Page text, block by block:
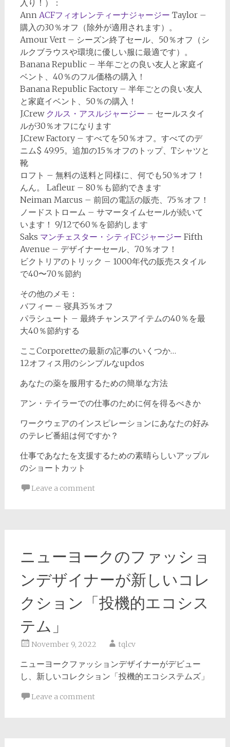
入り！）：
Ann ACFフィオレンティーナジャージー Taylor –
購入の30％オフ（除外が適用されます）。
Amour Vert – シーズン終了セール、50％オフ（シ
ルクブラウスや環境に優しい服に最適です）。
Banana Republic – 半年ごとの良い友人と家庭イ
ベント、40％のフル価格の購入！
Banana Republic Factory – 半年ごとの良い友人
と家庭イベント、50％の購入！
J.Crew クルス・アスルジャージー – セールスタイ
ルが30％オフになります
J.Crew Factory – すべてを50％オフ。すべてのデ
ニム$ 49.95。追加の15％オフのトップ、Tシャツと
靴
ロフト – 無料の送料と同様に、何でも50％オフ！
んん。 Lafleur – 80％も節約できます
Neiman Marcus – 前回の電話の販売、75％オフ！
ノードストローム – サマータイムセールが続いて
います！ 9/12で60％を節約します
Saks マンチェスター・シティFCジャージー Fifth
Avenue – デザイナーセール、70％オフ！
ビクトリアのトリック – 1000年代の販売スタイル
で40〜70％節約
その他のメモ：
バフィー – 寝具35％オフ
パラシュート – 最終チャンスアイテムの40％を最
大40％節約する
ここCorporetteの最新の記事のいくつか…
12オフィス用のシンプルなupdos
あなたの薬を服用するための簡単な方法
アン・テイラーでの仕事のために何を得るべきか
ワークウェアのインスピレーションにあなたの好み
のテレビ番組は何ですか？
仕事であなたを支援するための素晴らしいアップル
のショートカット
Leave a comment
ニューヨークのファッショ
ンデザイナーが新しいコレ
クション「投機的エコシス
テム」
November 9, 2022 tqlcv
ニューヨークファッションデザイナーがデビュー
し、新しいコレクション「投機的エコシステムズ」
Leave a comment